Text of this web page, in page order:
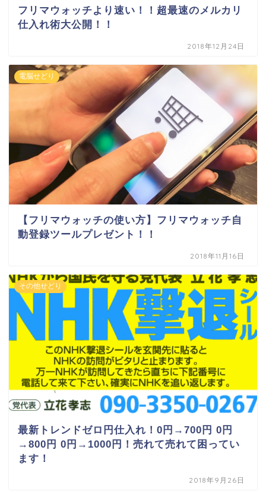
フリマウォッチより速い！！超最速のメルカリ
仕入れ術大公開！！
2018年12月24日
電脳せどり
【フリマウォッチの使い方】フリマウォッチ自
動登録ツールプレゼント！！
2018年11月16日
その他せどり
最新トレンドゼロ円仕入れ！0円→700円 0円
→800円 0円→1000円！売れて売れて困ってい
ます！
2018年9月26日